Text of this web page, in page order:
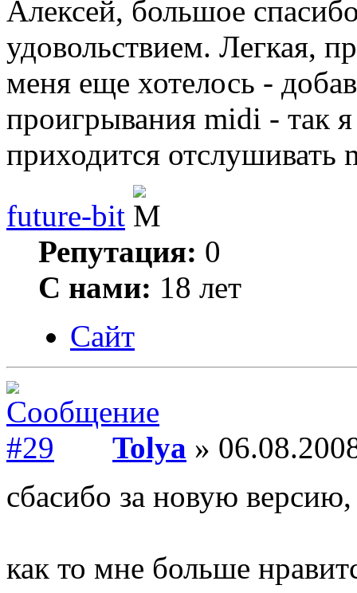
Алексей, большое
удовольствием. Легкая,
меня еще хотелось -
проигрывания midi - так
приходится отслушивать
future-bit
Репутация: 0
С нами: 18 лет
Сайт
Tolya »
сбасибо за новую
как то мне больше